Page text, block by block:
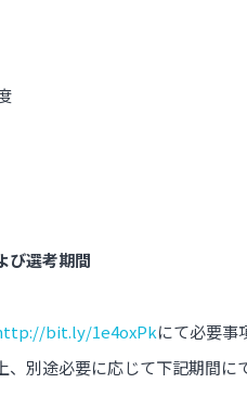
び選考期間
bit.ly/1e4oxPkにて必要事
、別途必要に応じて下記期間に